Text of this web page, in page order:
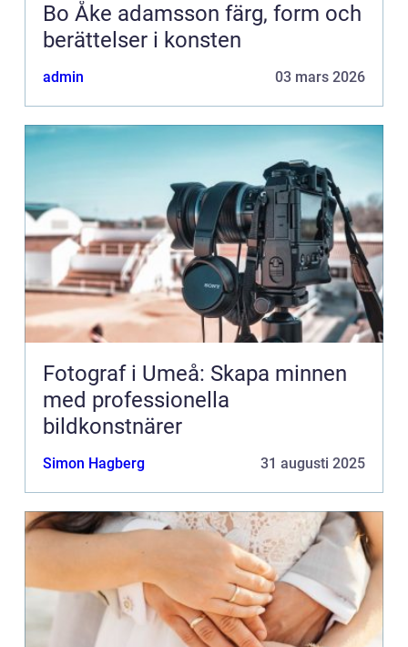
Bo Åke adamsson färg, form och
berättelser i konsten
admin 03 mars 2026
Fotograf i Umeå: Skapa minnen
med professionella
bildkonstnärer
Simon Hagberg 31 augusti 2025